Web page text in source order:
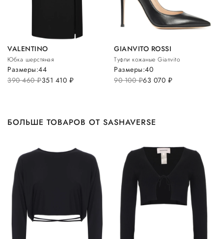
VALENTINO
Юбка шерстяная
390 460руб.351 410 руб.
Размеры:44
GIANVITO ROSSI
Туфли кожаные Gianvito
90 100руб.63 070 руб.
Размеры:40
БОЛЬШЕ ТОВАРОВ ОТ SASHAVERSE